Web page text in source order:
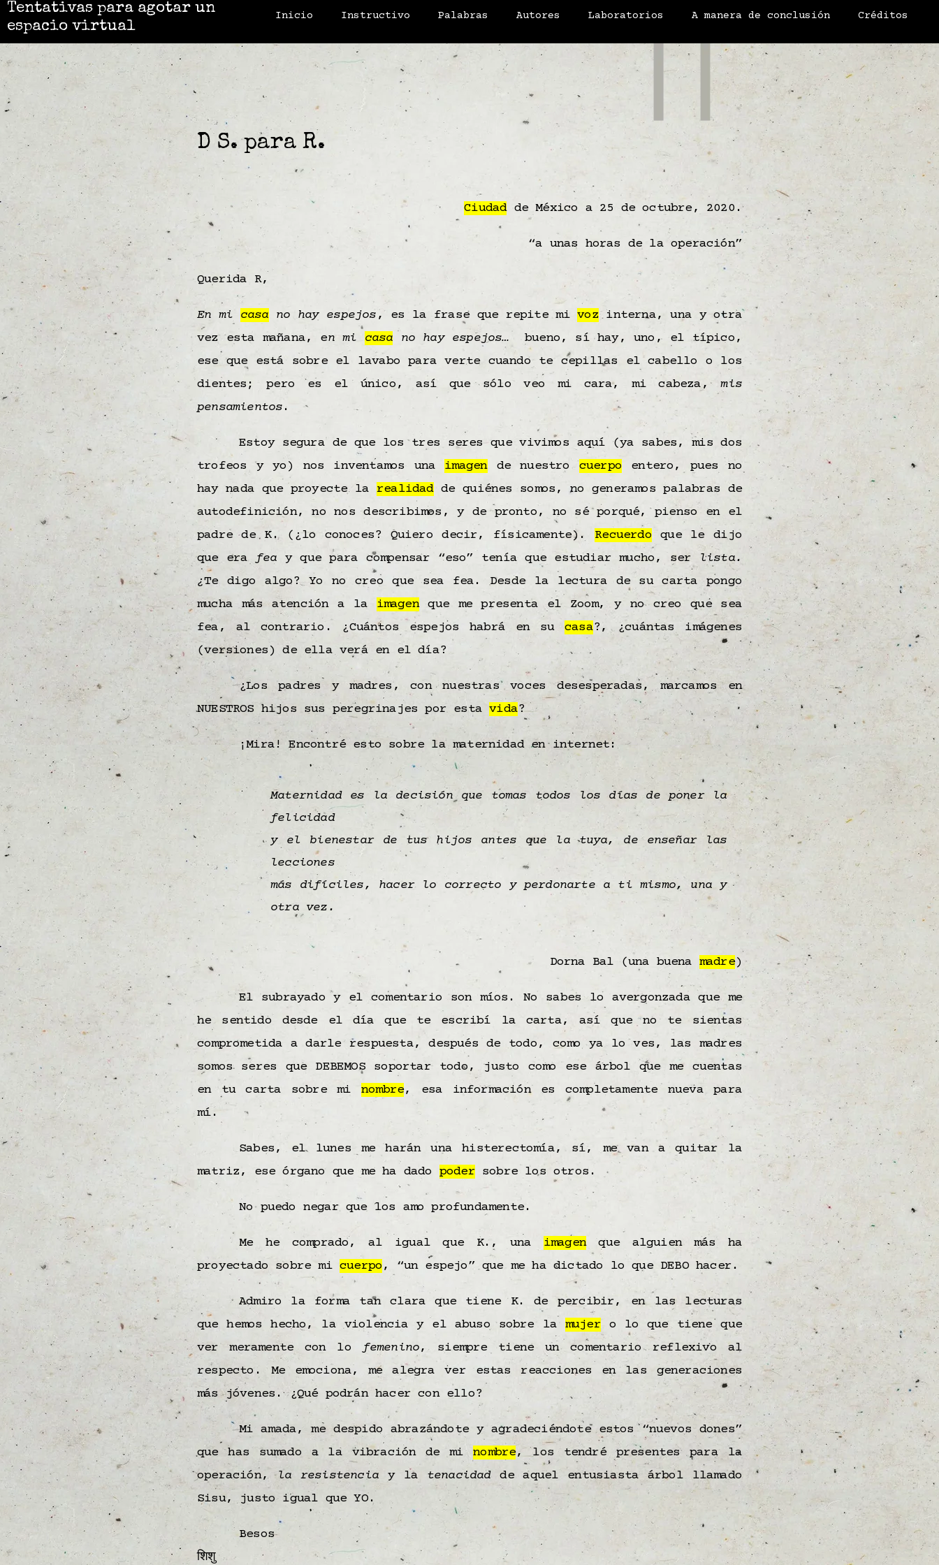
Tentativas para agotar un
espacio virtual
Inicio Instructivo Palabras Autores Laboratorios A manera de conclusión Créditos
D S. para R.
Ciudadde México a 25 de octubre, 2020.
“a unas horas de la operación”
Querida R,
En mi casa no hay espejos , es la frase que repite mivozinterna, una y otra
vez esta mañana, en mi casa no hay espejos… bueno, sí hay, uno, el típico,
ese que está sobre el lavabo para verte cuando te cepillas el cabello o los
dientes; pero es el único, así que sólo veo mi cara, mi cabeza,mis
pensamientos .
Estoy segura de que los tres seres que vivimos aquí (ya sabes, mis dos
trofeos y yo) nos inventamos una imagende nuestro cuerpo entero, pues no
hay nada que proyecte la realidadde quiénes somos, no generamos palabras de
autodefinición, no nos describimos, y de pronto, no sé porqué, pienso en el
padre de K. (¿lo conoces? Quiero decir, físicamente). Recuerdo que le dijo
que erafea y que para compensar “eso” tenía que estudiar mucho, ser
lista.
¿Te digo algo? Yo no creo que sea fea. Desde la lectura de su carta pongo
mucha más atención a la imagenque me presenta el Zoom, y no creo que sea
fea, al contrario. ¿Cuántos espejos habrá en sucasa?, ¿cuántas imágenes
(versiones) de ella verá en el día?
¿Los padres y madres, con nuestras voces desesperadas, marcamos en
NUESTROS hijos sus peregrinajes por estavida?
¡Mira! Encontré esto sobre la maternidad en internet:
Maternidad es la decisión que tomas todos los días de poner la
felicidad
y el bienestar de tus hijos antes que la tuya, de enseñar las
lecciones
más difíciles, hacer lo correcto y perdonarte a ti mismo, una y
otra vez.
Dorna Bal (una buena madre)
El subrayado y el comentario son míos. No sabes lo avergonzada que me
he sentido desde el día que te escribí la carta, así que no te sientas
comprometida a darle respuesta, después de todo, como ya lo ves, las madres
somos seres que DEBEMOS soportar todo, justo como ese árbol que me cuentas
en tu carta sobre mi nombre, esa información es completamente nueva para
mí.
Sabes, el lunes me harán una histerectomía, sí, me van a quitar la
matriz, ese órgano que me ha dado podersobre los otros.
No puedo negar que los amo profundamente.
Me he comprado, al igual que K., una imagenque alguien más ha
proyectado sobre mi cuerpo , “un espejo” que me ha dictado lo que DEBO hacer.
Admiro la forma tan clara que tiene K. de percibir, en las lecturas
que hemos hecho, la violencia y el abuso sobre la mujero lo que tiene que
ver meramente con lofemenino, siempre tiene un comentario reflexivo al
respecto. Me emociona, me alegra ver estas reacciones en las generaciones
más jóvenes. ¿Qué podrán hacer con ello?
Mi amada, me despido abrazándote y agradeciéndote estos “nuevos dones”
que has sumado a la vibración de minombre, los tendré presentes para la
operación, la resistencia y la tenacidadde aquel entusiasta árbol llamado
Sisu, justo igual que YO.
Besos
शिशु